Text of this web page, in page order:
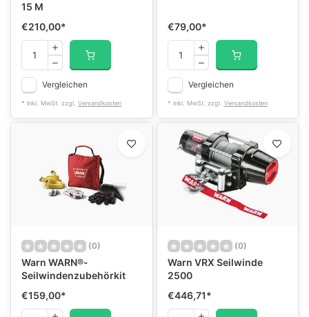
15 M
€210,00*
Vergleichen
* Inkl. MwSt. zzgl. Versandkosten
€79,00*
Vergleichen
* Inkl. MwSt. zzgl. Versandkosten
(0)
Warn WARN®-
Seilwindenzubehörkit
€159,00*
(0)
Warn VRX Seilwinde
2500
€446,71*